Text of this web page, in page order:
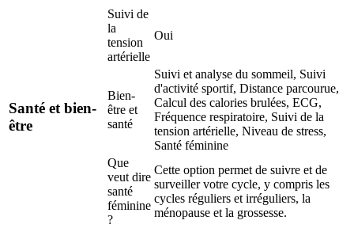
Santé et bien-
être
Suivi de
la
tension
artérielle
Oui
Bien-
être et
santé
Suivi et analyse du sommeil, Suivi
d'activité sportif, Distance parcourue,
Calcul des calories brulées, ECG,
Fréquence respiratoire, Suivi de la
tension artérielle, Niveau de stress,
Santé féminine
Que
veut dire
santé
féminine
?
Cette option permet de suivre et de
surveiller votre cycle, y compris les
cycles réguliers et irréguliers, la
ménopause et la grossesse.